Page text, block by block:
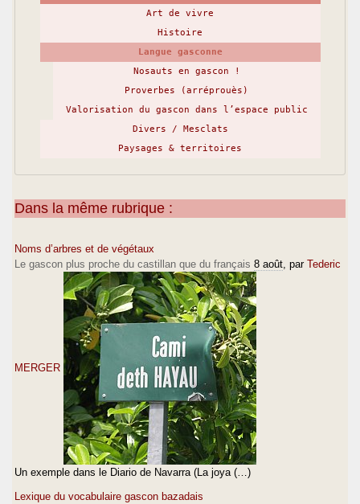
Art de vivre
Histoire
Langue gasconne
Nosauts en gascon !
Proverbes (arréprouès)
Valorisation du gascon dans l’espace public
Divers / Mesclats
Paysages & territoires
Dans la même rubrique :
Noms d’arbres et de végétaux
Le gascon plus proche du castillan que du français 8 août , par Tederic
MERGER
Un exemple dans le Diario de Navarra (La joya (…)
Lexique du vocabulaire gascon bazadais